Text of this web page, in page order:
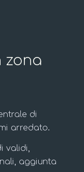
zona
di
arredato.
validi,
aggiunta